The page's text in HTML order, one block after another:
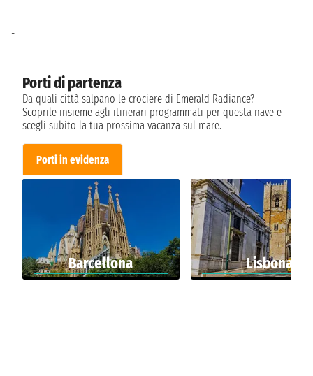
Porti di partenza
Da quali città salpano le crociere di Emerald Radiance?
Scoprile insieme agli itinerari programmati per questa nave e
scegli subito la tua prossima vacanza sul mare.
Porti in evidenza
Barcellona Lisbona
-